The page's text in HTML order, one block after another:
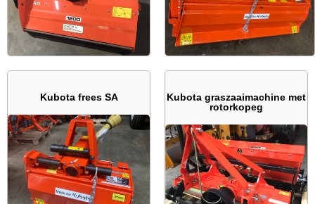
Kubota frees SA
Kubota graszaaimachine met
rotorkopeg